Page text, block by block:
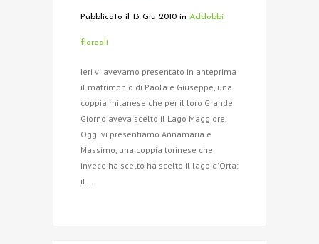
Pubblicato il 13 Giu 2010 in Addobbi
floreali
Ieri vi avevamo presentato in anteprima
il matrimonio di Paola e Giuseppe, una
coppia milanese che per il loro Grande
Giorno aveva scelto il Lago Maggiore.
Oggi vi presentiamo Annamaria e
Massimo, una coppia torinese che
invece ha scelto ha scelto il lago d'Orta:
il...